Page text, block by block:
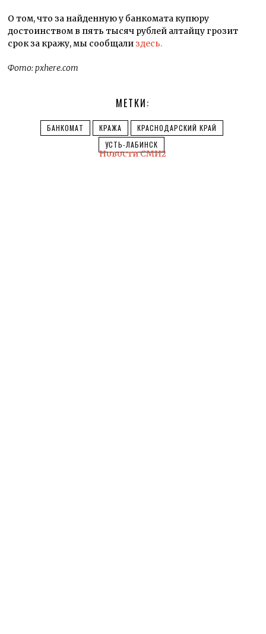
О том, что за найденную у банкомата купюру
достоинством в пять тысяч рублей алтайцу грозит
срок за кражу, мы сообщали здесь.
Фото: pxhere.com
МЕТКИ:
БАНКОМАТ КРАЖА
КРАСНОДАРСКИЙ КРАЙ
УСТЬ-ЛАБИНСК
Новости СМИ2